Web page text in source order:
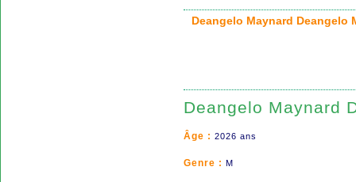
Deangelo Maynard
Deangelo Maynard
Âge : 2026 ans
Genre : M